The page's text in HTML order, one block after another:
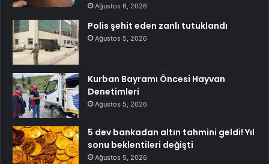
Ağustos 6, 2026
Polis şehit eden zanlı tutuklandı
Ağustos 5, 2026
Kurban Bayramı Öncesi Hayvan
Denetimleri
Ağustos 5, 2026
5 dev bankadan altın tahmini geldi! Yıl
sonu beklentileri değişti
Ağustos 5, 2026